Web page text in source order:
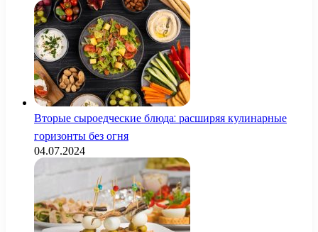
Вторые сыроедческие блюда: расширяя кулинарные
горизонты без огня
04.07.2024